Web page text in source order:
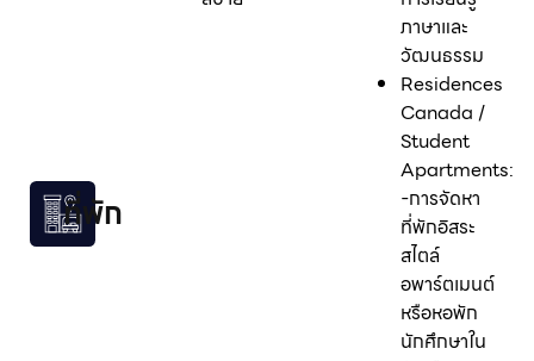
ที่พัก
ภาษาและ
วัฒนธรรม
Residences
Canada /
Student
Apartments:
-การจัดหา
ที่พักอิสระ
สไตล์
อพาร์ตเมนต์
หรือหอพัก
นักศึกษาใน